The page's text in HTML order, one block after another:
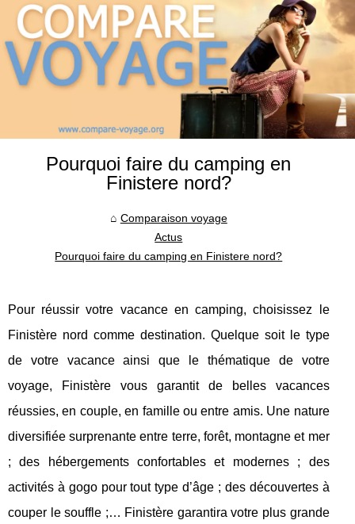
Pourquoi faire du camping en
Finistere nord?
Comparaison voyage
Actus
Pourquoi faire du camping en Finistere nord?
Pour réussir votre vacance en camping, choisissez le
Finistère nord comme destination. Quelque soit le type
de votre vacance ainsi que le thématique de votre
voyage, Finistère vous garantit de belles vacances
réussies, en couple, en famille ou entre amis. Une nature
diversifiée surprenante entre terre, forêt, montagne et mer
; des hébergements confortables et modernes ; des
activités à gogo pour tout type d’âge ; des découvertes à
couper le souffle ;… Finistère garantira votre plus grande